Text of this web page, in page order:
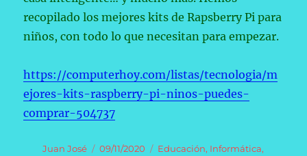
recopilado los mejores kits de Rapsberry Pi para
niños, con todo lo que necesitan para empezar.
https://computerhoy.com/listas/tecnologia/m
ejores-kits-raspberry-pi-ninos-puedes-
comprar-504737
Autor
Juan José
Publicado
09/11/2020 Categorías
Educación, Informática,